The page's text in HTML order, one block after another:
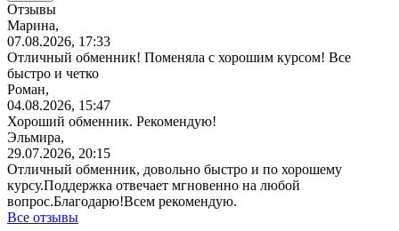
Отзывы
Марина,
07.08.2026, 17:33
Отличный обменник! Поменяла с хорошим курсом! Все
быстро и четко
Роман,
04.08.2026, 15:47
Хороший обменник. Рекомендую!
Эльмира,
29.07.2026, 20:15
Отличный обменник, довольно быстро и по хорошему
курсу.Поддержка отвечает мгновенно на любой
вопрос.Благодарю!Всем рекомендую.
Все отзывы